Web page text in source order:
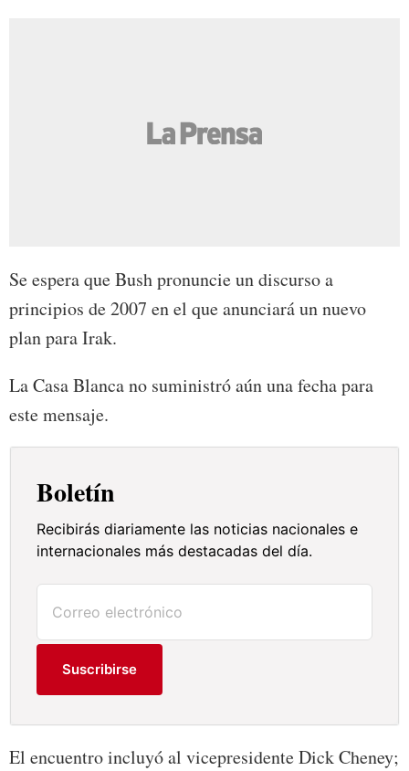
Se espera que Bush pronuncie un discurso a
principios de 2007 en el que anunciará un nuevo
plan para Irak.
La Casa Blanca no suministró aún una fecha para
este mensaje.
Boletín
Recibirás diariamente las noticias nacionales e
internacionales más destacadas del día.
Suscribirse
El encuentro incluyó al vicepresidente Dick Cheney;